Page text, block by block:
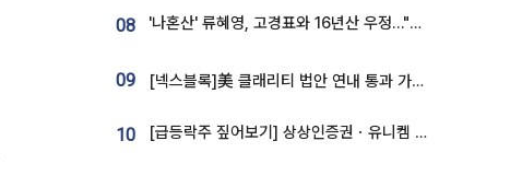
08 '나혼산' 류혜영, 고경표와 16년산 우정…"자취방서 부모님과 마주쳐"
09 [넥스블록]美 클래리티 법안 연내 통과 가능성 13%…상원 문턱서 제동
10 [급등락주 짚어보기] 상상인증권ㆍ유니켐 2연속, 본느 6연속 ‘상한가’⋯M&A 훈풍 분 증시